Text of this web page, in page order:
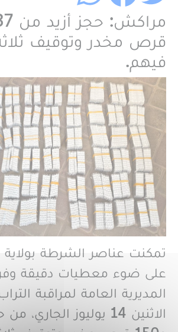
قرص مخدر وتوقيف
فيهم.
تمكنت عناصر الشرطة
على ضوء معطيات دقيقة
المديرية العامة لمراقبة